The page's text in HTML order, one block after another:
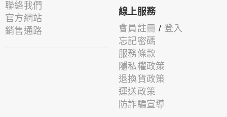
聯絡我們
官方網站
銷售通路
線上服務
會員註冊 / 登入
忘記密碼
服務條款
隱私權政策
退換貨政策
運送政策
防詐騙宣導